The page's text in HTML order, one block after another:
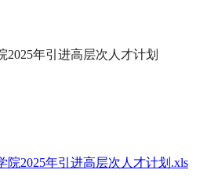
2025年引进高层次人才计划
院2025年引进高层次人才计划.xls